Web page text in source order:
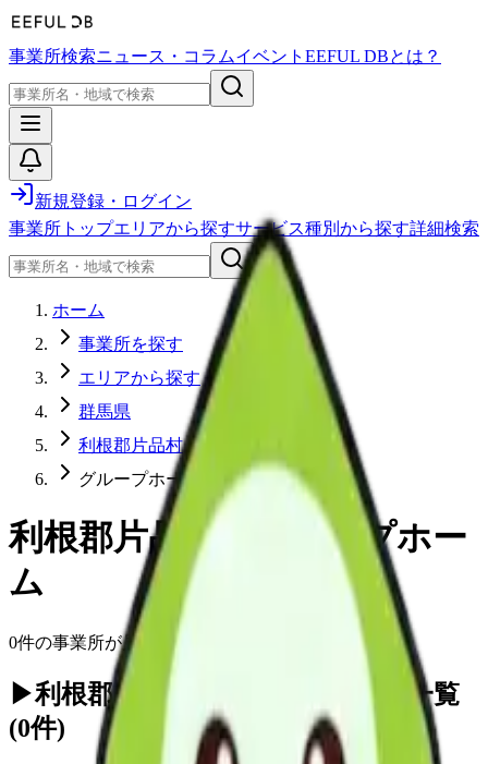
事業所検索ニュース・コラムイベント EEFUL DBとは？
新規登録・ログイン
事業所トップエリアから探すサービス種別から探す詳細検索
ホーム
事業所を探す
エリアから探す
群馬県
利根郡片品村
グループホーム
利根郡片品村
グループホー
ム
0件の事業所が見つかりました
▶利根郡片品村のグループホーム一覧
(0件)